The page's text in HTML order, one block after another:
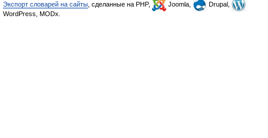
Экспорт словарей на сайты , сделанные на PHP, Joomla,
Drupal,
WordPress, MODx.